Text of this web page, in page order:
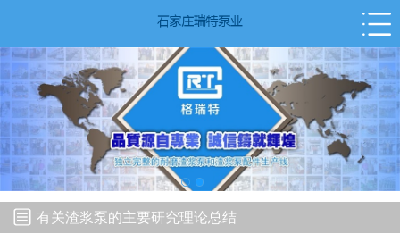
有关渣浆泵的主要研究理论总结